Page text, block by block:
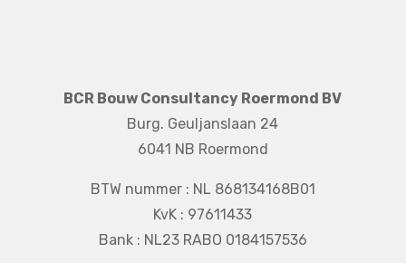
BCR Bouw Consultancy Roermond BV
Burg. Geuljanslaan 24
6041 NB Roermond
BTW nummer : NL 868134168B01
KvK : 97611433
Bank : NL23 RABO 0184157536